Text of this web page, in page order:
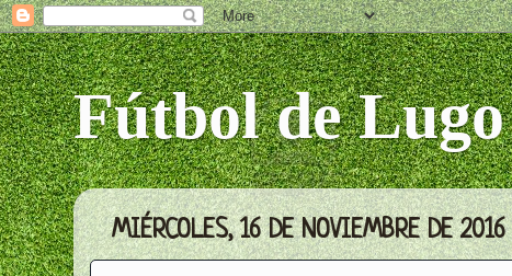
Fútbol de Lugo
MIÉRCOLES, 16 DE NOVIEMBRE DE 2016